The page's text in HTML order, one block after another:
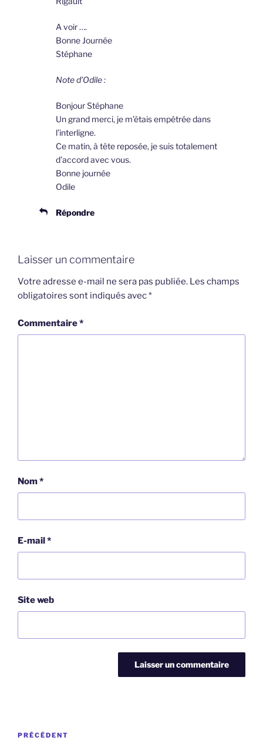
A voir ….
Bonne Journée
Stéphane
Note d’Odile :
Bonjour Stéphane
Un grand merci, je m’étais empêtrée dans
l’interligne.
Ce matin, à tête reposée, je suis totalement
d’accord avec vous.
Bonne journée
Odile
Répondre
Laisser un commentaire
Votre adresse e-mail ne sera pas publiée. Les champs
obligatoires sont indiqués avec*
Commentaire*
Nom*
E-mail*
Site web
Navigation
Article
PRÉCÉDENT